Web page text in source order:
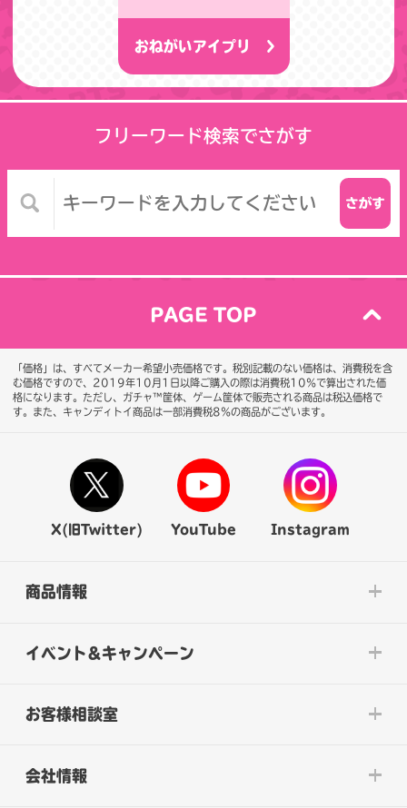
おねがいアイプリ
フリーワード検索でさがす
PAGE TOP
「価格」は、すべてメーカー希望小売価格です。税別記載のない価格は、消費税を含
む価格ですので、2019年10月1日以降ご購入の際は消費税10％で算出された価
格になります。 ただし、ガチャ™筐体、ゲーム筐体で販売される商品は税込価格で
す。また、キャンディトイ商品は一部消費税8％の商品がございます。
X(旧Twitter) YouTube Instagram
商品情報
イベント&キャンペーン
お客様相談室
会社情報